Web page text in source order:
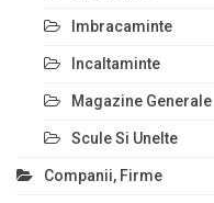
Imbracaminte
Incaltaminte
Magazine Generale
Scule Si Unelte
Companii, Firme